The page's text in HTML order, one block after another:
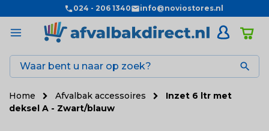
024 - 206 1340 info@noviostores.nl

Home Afvalbak accessoires
Inzet 6 ltr met
deksel A - Zwart/blauw